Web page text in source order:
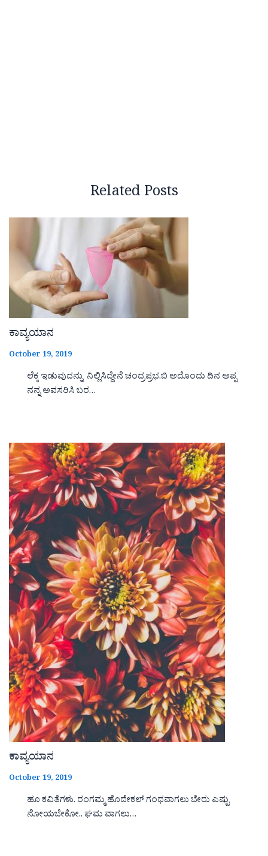
Related Posts
ಕಾವ್ಯಯಾನ
October 19, 2019
ಲೆಕ್ಕ ಇಡುವುದನ್ನು ನಿಲ್ಲಿಸಿದ್ದೇನೆ ಚಂದ್ರಪ್ರಭ.ಬಿ ಅದೊಂದು ದಿನ ಅಪ್ಪ
ನನ್ನ ಅವಸರಿಸಿ ಬರ…
ಕಾವ್ಯಯಾನ
October 19, 2019
ಹೂ ಕವಿತೆಗಳು. ರಂಗಮ್ಮ ಹೊದೇಕಲ್ ಗಂಧವಾಗಲು ಬೇರು ಎಷ್ಟು
ನೋಯಬೇಕೋ.. ಘಮ ವಾಗಲು…